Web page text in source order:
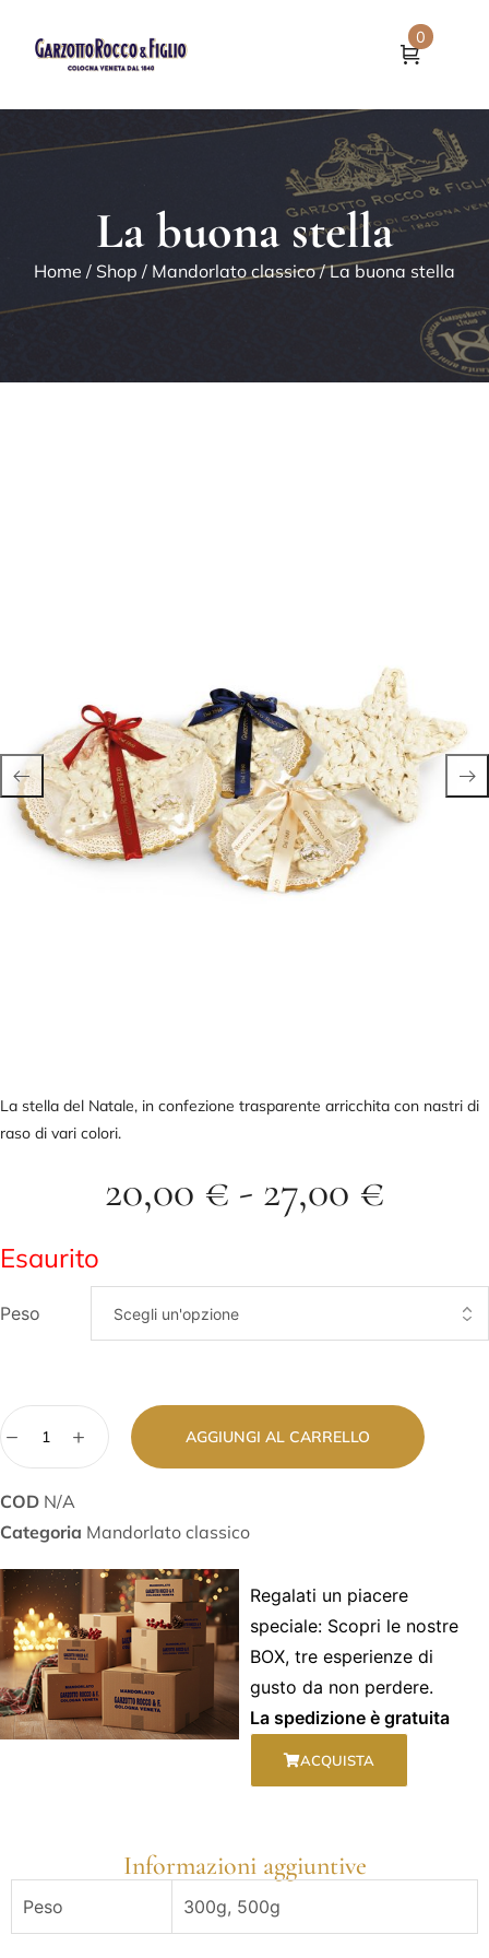
0
La buona stella
Home / Shop / Mandorlato classico/ La buona stella
La stella del Natale, in confezione trasparente arricchita con nastri di
raso di vari colori.
20,00 € - 27,00 €
Esaurito
Peso
AGGIUNGI AL CARRELLO
COD N/A
Categoria Mandorlato classico
Regalati un piacere
speciale: Scopri le nostre
BOX, tre esperienze di
gusto da non perdere.
La spedizione è gratuita
ACQUISTA
Informazioni aggiuntive
Peso 300g, 500g